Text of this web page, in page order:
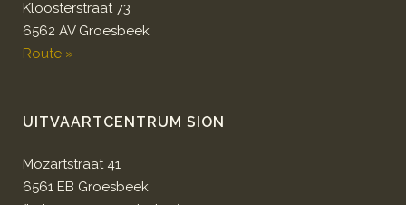
Kloosterstraat 73
6562 AV Groesbeek
Route »
UITVAARTCENTRUM SION
Mozartstraat 41
6561 EB Groesbeek